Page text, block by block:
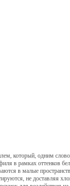
который, одним
в рамках оттенков
в малые
не доставляя